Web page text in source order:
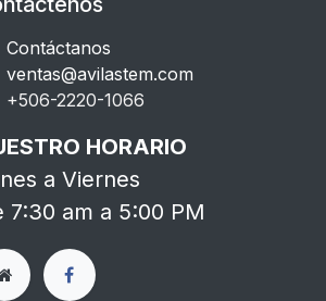
Contáctanos
ventas@avilastem.com
+506-2220-1066​
HORARIO
a Viernes
7:30 am a 5:00 PM